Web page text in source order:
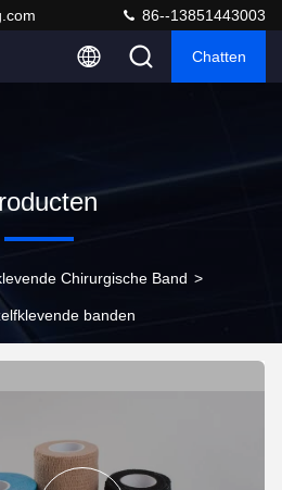
86--13851443003
Chatten
Chirurgische Band >
banden